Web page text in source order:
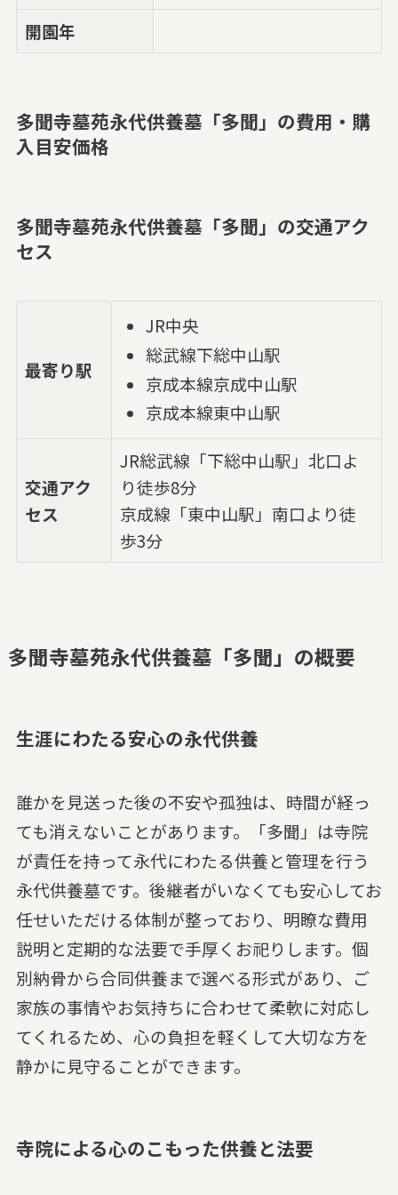
開園年
多聞寺墓苑永代供養墓「多聞」の費用・購
入目安価格
多聞寺墓苑永代供養墓「多聞」の交通アク
セス
最寄り駅
JR中央
総武線下総中山駅
京成本線京成中山駅
京成本線東中山駅
交通アク
セス
JR総武線「下総中山駅」北口よ
り徒歩8分
京成線「東中山駅」南口より徒
歩3分
多聞寺墓苑永代供養墓「多聞」の概要
生涯にわたる安心の永代供養
誰かを見送った後の不安や孤独は、時間が経っ
ても消えないことがあります。「多聞」は寺院
が責任を持って永代にわたる供養と管理を行う
永代供養墓です。後継者がいなくても安心してお
任せいただける体制が整っており、明瞭な費用
説明と定期的な法要で手厚くお祀りします。個
別納骨から合同供養まで選べる形式があり、ご
家族の事情やお気持ちに合わせて柔軟に対応し
てくれるため、心の負担を軽くして大切な方を
静かに見守ることができます。
寺院による心のこもった供養と法要